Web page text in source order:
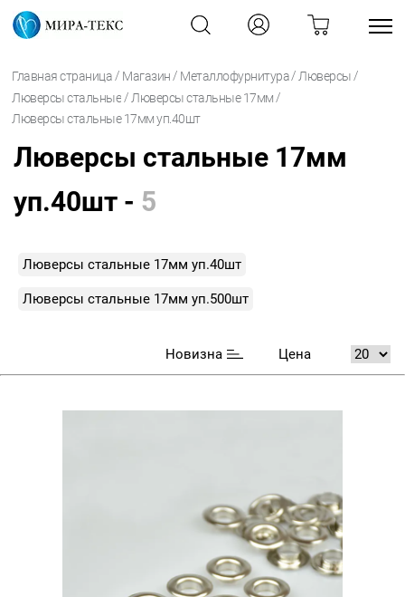
Главная страница / Магазин / Металлофурнитура / Люверсы /
Люверсы стальные / Люверсы стальные 17мм /
Люверсы стальные 17мм уп.40шт
Люверсы стальные 17мм
уп.40шт - 5
Люверсы стальные 17мм уп.40шт
Люверсы стальные 17мм уп.500шт
Новизна Цена